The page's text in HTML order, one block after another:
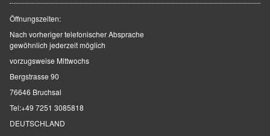
Öffnungszeiten:
Nach vorheriger telefonischer Absprache
gewöhnlich jederzeit möglich
vorzugsweise Mittwochs
Bergstrasse 90
76646 Bruchsal
Tel:+49 7251 3085818
DEUTSCHLAND